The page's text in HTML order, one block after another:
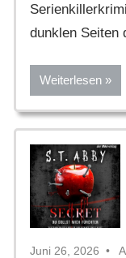
dunklen Seiten
Weiterlesen
Juni 26, 2026